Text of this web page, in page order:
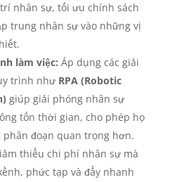
nhân sự, tối ưu chính sách
trung nhân sự vào những vị
làm việc: Áp dụng các giải
trình như RPA (Robotic
giúp giải phóng nhân sự
tốn thời gian, cho phép họ
đoạn quan trọng hơn.
thiểu chi phí nhân sự mà
phức tạp và đẩy nhanh